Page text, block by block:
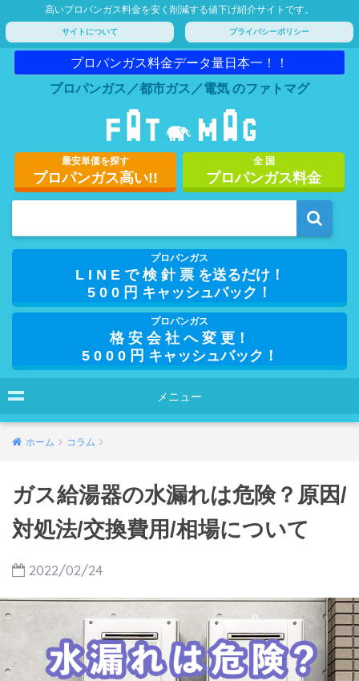
高いプロパンガス料金を安く削減する値下げ紹介サイトです。
サイトについて プライバシーポリシー
プロパンガス料金データ量日本一！！
プロパンガス／都市ガス／電気 のファトマグ
最安単価を探す
プロパンガス高い!!
全 国
プロパンガス料金
プロパンガス
L I N E で 検 針 票 を送るだけ！
5 0 0 円 キャッシュバック！
プロパンガス
格 安 会 社 へ 変 更！
5 0 0 0 円 キャッシュバック！
メニュー
ホーム コラム
ガス給湯器の水漏れは危険？原因/
対処法/交換費用/相場について
2022/02/24